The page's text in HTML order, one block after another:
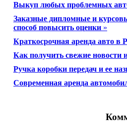
Выкуп любых проблемных
Заказные дипломные и
способ повысить оценки »
Краткосрочная аренда авто в
Как получить свежие новости
Ручка коробки передач и ее
Современная аренда